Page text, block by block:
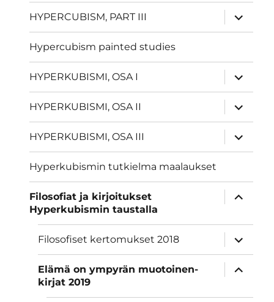
HYPERCUBISM, PART III
näytä
Hypercubism painted studies
HYPERKUBISMI, OSA I
näytä
HYPERKUBISMI, OSA II
näytä
HYPERKUBISMI, OSA III
näytä
Hyperkubismin tutkielma maalaukset
Filosofiat ja kirjoitukset
Hyperkubismin taustalla
näytä
Filosofiset kertomukset 2018
näytä
Elämä on ympyrän muotoinen-
kirjat 2019
näytä